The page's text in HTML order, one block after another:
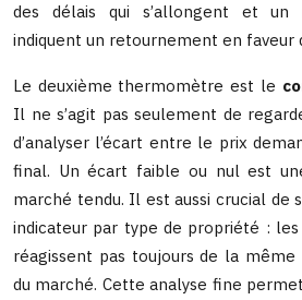
des délais qui s’allongent et un
indiquent un retournement en faveur
Le deuxième thermomètre est le
Il ne s’agit pas seulement de
d’analyser l’écart entre le prix
final. Un écart faible ou nul est
marché tendu. Il est aussi crucial de
indicateur par type de propriété :
réagissent pas toujours de la même
du marché. Cette analyse fine